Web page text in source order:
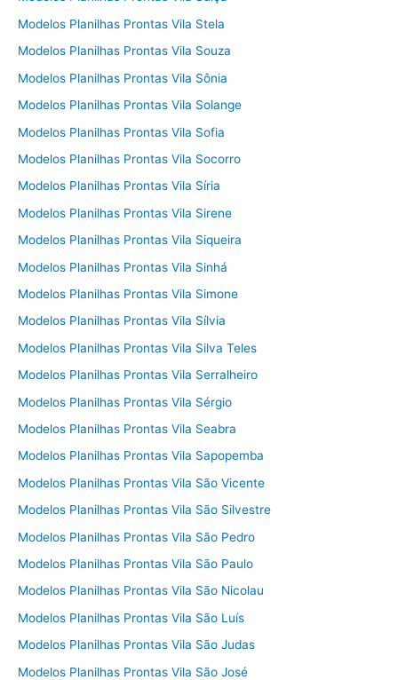
Modelos Planilhas Prontas Vila Stela
Modelos Planilhas Prontas Vila Souza
Modelos Planilhas Prontas Vila Sônia
Modelos Planilhas Prontas Vila Solange
Modelos Planilhas Prontas Vila Sofia
Modelos Planilhas Prontas Vila Socorro
Modelos Planilhas Prontas Vila Síria
Modelos Planilhas Prontas Vila Sirene
Modelos Planilhas Prontas Vila Siqueira
Modelos Planilhas Prontas Vila Sinhá
Modelos Planilhas Prontas Vila Simone
Modelos Planilhas Prontas Vila Sílvia
Modelos Planilhas Prontas Vila Silva Teles
Modelos Planilhas Prontas Vila Serralheiro
Modelos Planilhas Prontas Vila Sérgio
Modelos Planilhas Prontas Vila Seabra
Modelos Planilhas Prontas Vila Sapopemba
Modelos Planilhas Prontas Vila São Vicente
Modelos Planilhas Prontas Vila São Silvestre
Modelos Planilhas Prontas Vila São Pedro
Modelos Planilhas Prontas Vila São Paulo
Modelos Planilhas Prontas Vila São Nicolau
Modelos Planilhas Prontas Vila São Luís
Modelos Planilhas Prontas Vila São Judas
Modelos Planilhas Prontas Vila São José